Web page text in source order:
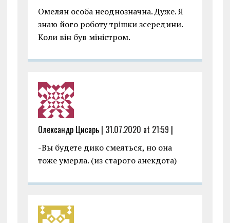
Омелян особа неоднозначна. Дуже. Я
знаю його роботу трішки зсередини.
Коли він був міністром.
Олександр Цисарь | 31.07.2020 at 21:59 |
-Вы будете дико смеяться, но она
тоже умерла. (из старого анекдота)